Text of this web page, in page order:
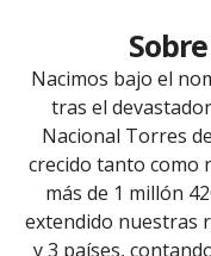
Nacimos bajo el
tras el
Nacional Torres
crecido tanto como
más de 1 millón
extendido nuestras
y 3 países,